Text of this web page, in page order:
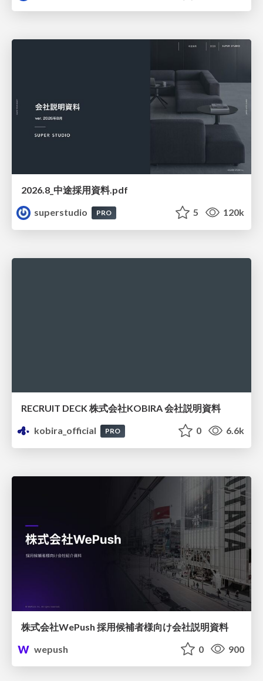
2026.8_中途採用資料.pdf
superstudio
PRO 5 120k
RECRUIT DECK 株式会社KOBIRA 会社説明資料
kobira_official
PRO 0 6.6k
株式会社WePush 採用候補者様向け会社説明資料
wepush
0 900